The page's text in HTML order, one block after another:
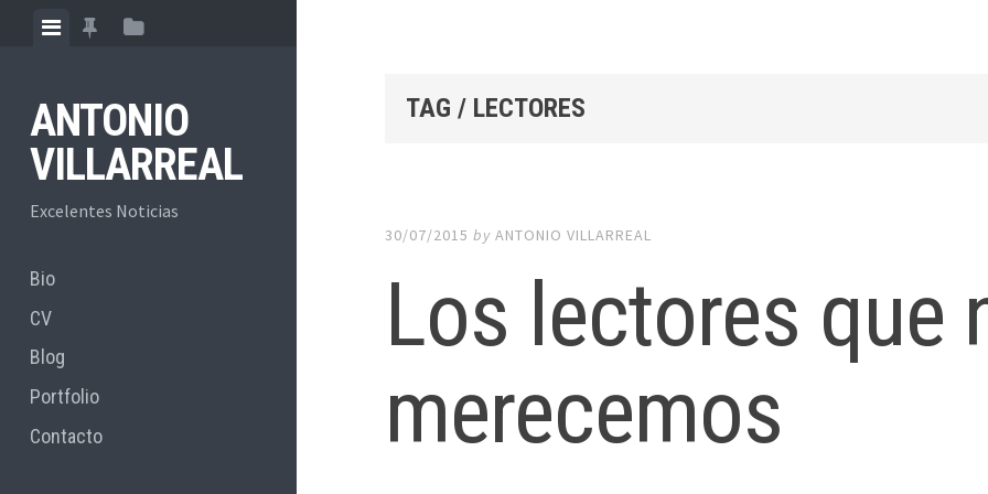
ViewView View
ANTONIO
VILLARREAL
Excelentes Noticias
Bio
CV
Blog
Portfolio
Contacto
TAG / LECTORES
30/07/2015 byANTONIO VILLARREAL
Los lectores que
merecemos